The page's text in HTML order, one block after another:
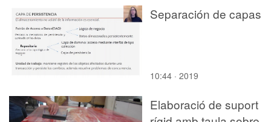
Separación de capas
10:44 · 2019
Elaboració de suport